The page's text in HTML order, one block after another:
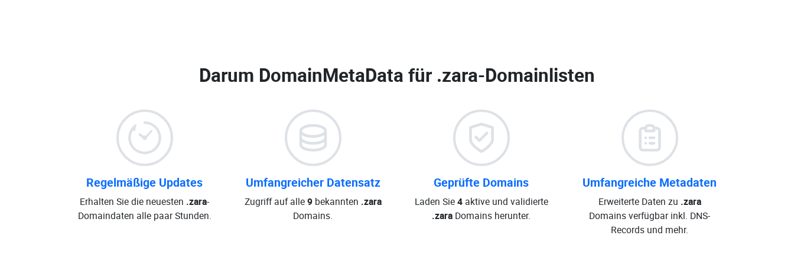
Darum DomainMetaData für .zara-Domainlisten
Regelmäßige Updates
Erhalten Sie die neuesten .zara-
Domaindaten alle paar Stunden.
Umfangreicher Datensatz
Zugriff auf alle9bekannten .zara
Domains.
Geprüfte Domains
Laden Sie4aktive und validierte
.zara Domains herunter.
Umfangreiche Metadaten
Erweiterte Daten zu .zara
Domains verfügbar inkl. DNS-
Records und mehr.